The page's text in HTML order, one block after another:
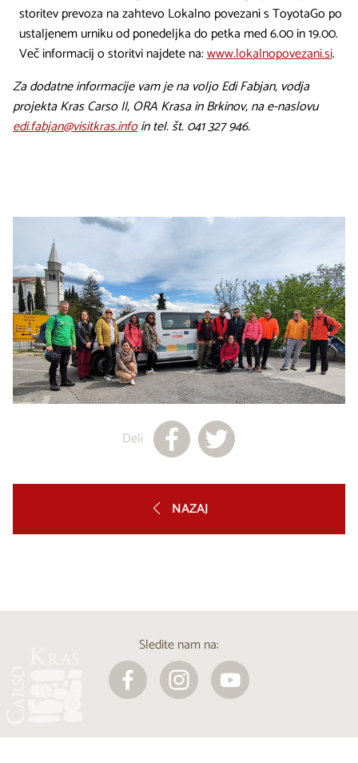
storitev prevoza na zahtevo Lokalno povezani s ToyotaGo po
ustaljenem urniku od ponedeljka do petka med 6.00 in 19.00.
Več informacij o storitvi najdete na:www.lokalnopovezani.si.
Za dodatne informacije vam je na voljo Edi Fabjan, vodja
projekta Kras Carso II, ORA Krasa in Brkinov, na e-naslovu
edi.fabjan@visitkras.infoin tel. št. 041 327 946.
Deli
NAZAJ
Sledite nam na: